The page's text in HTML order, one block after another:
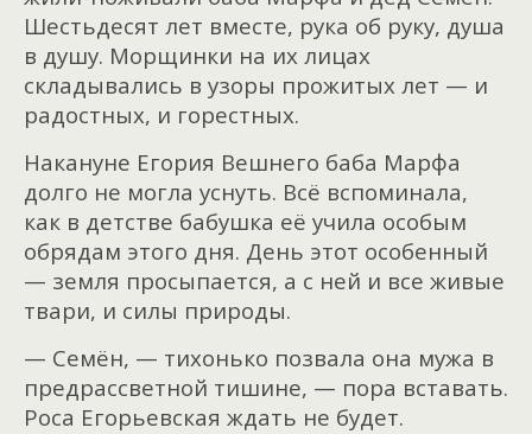
Шестьдесят лет вместе, рука об руку, душа
в душу. Морщинки на их лицах
складывались в узоры прожитых лет — и
радостных, и горестных.
Накануне Егория Вешнего баба Марфа
долго не могла уснуть. Всё вспоминала,
как в детстве бабушка её учила особым
обрядам этого дня. День этот особенный
— земля просыпается, а с ней и все живые
твари, и силы природы.
— Семён, — тихонько позвала она мужа в
предрассветной тишине, — пора вставать.
Роса Егорьевская ждать не будет.